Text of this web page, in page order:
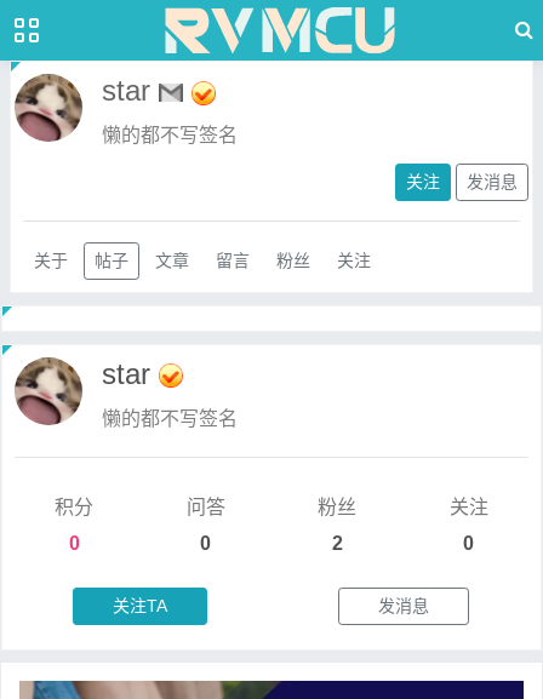
star
懒的都不写签名
关注 发消息
关于 帖子 文章 留言 粉丝 关注
star
懒的都不写签名
积分
0
问答
0
粉丝
2
关注
0
关注TA 发消息